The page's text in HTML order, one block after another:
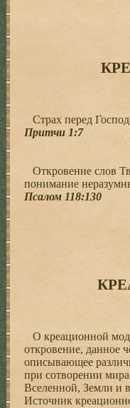
Страх перед
Притчи 1:7
Откровение слов
понимание
Псалом 118:130
О креационной
откровение, данное
описывающее
при сотворении
Вселенной, Земли и
Источник